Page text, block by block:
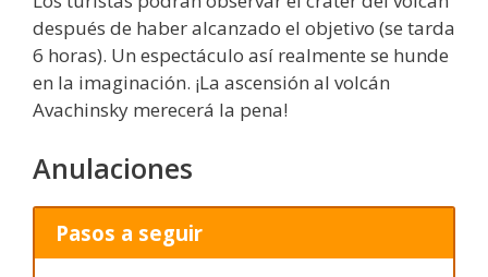
después de haber alcanzado el objetivo (se tarda
6 horas). Un espectáculo así realmente se hunde
en la imaginación. ¡La ascensión al volcán
Avachinsky merecerá la pena!
Anulaciones
Pasos a seguir